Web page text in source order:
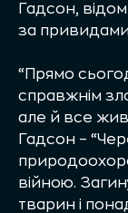
Гадсон,
за
“Прямо
справжнім
але й все
Гадсон –
війною.
тварин і